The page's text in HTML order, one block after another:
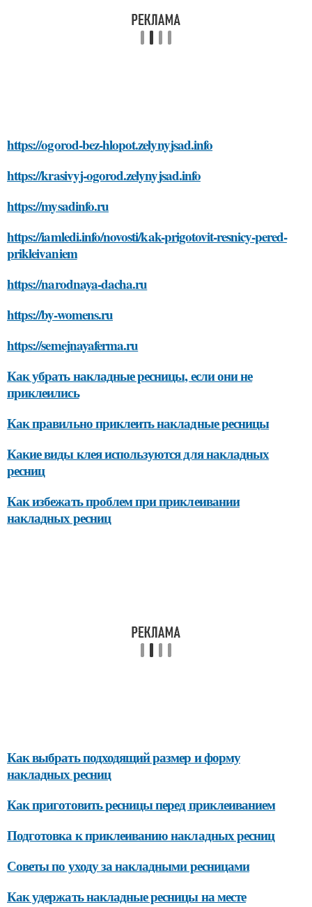
https://ogorod-bez-hlopot.zelynyjsad.info
https://krasivyj-ogorod.zelynyjsad.info
https://mysadinfo.ru
https://iamledi.info/novosti/kak-prigotovit-resnicy-pered-
prikleivaniem
https://narodnaya-dacha.ru
https://by-womens.ru
https://semejnayaferma.ru
Как убрать накладные ресницы, если они не
приклеились
Как правильно приклеить накладные ресницы
Какие виды клея используются для накладных
ресниц
Как избежать проблем при приклеивании
накладных ресниц
Как выбрать подходящий размер и форму
накладных ресниц
Как приготовить ресницы перед приклеиванием
Подготовка к приклеиванию накладных ресниц
Советы по уходу за накладными ресницами
Как удержать накладные ресницы на месте